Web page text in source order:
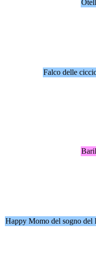
Falco delle
Happy Momo del sogno